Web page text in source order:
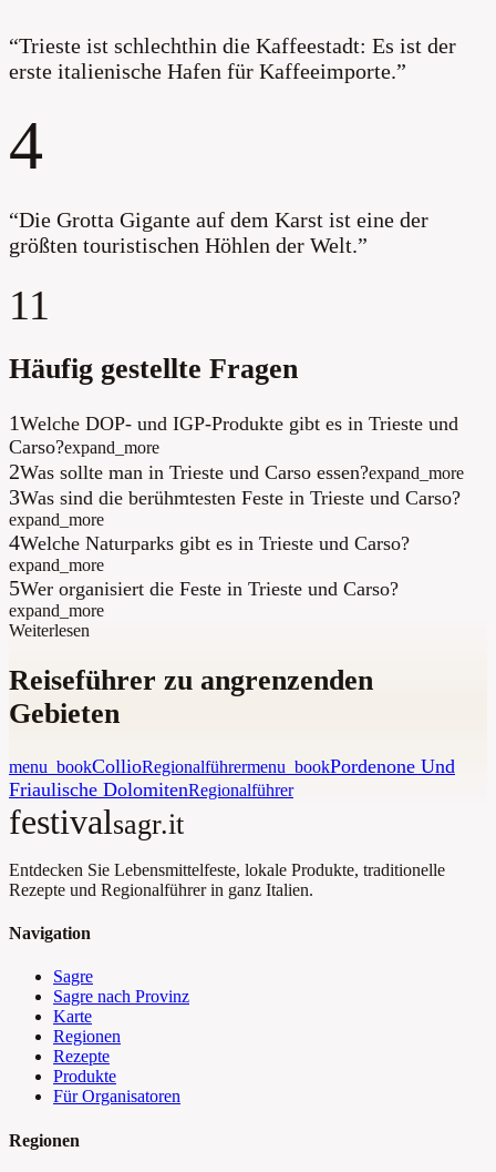
“Trieste ist schlechthin die Kaffeestadt: Es ist der
erste italienische Hafen für Kaffeeimporte.”
4
“Die Grotta Gigante auf dem Karst ist eine der
größten touristischen Höhlen der Welt.”
11
Häufig gestellte Fragen
1Welche DOP- und IGP-Produkte gibt es in Trieste und
Carso?expand_more
2Was sollte man in Trieste und Carso essen?expand_more
3Was sind die berühmtesten Feste in Trieste und Carso?
expand_more
4Welche Naturparks gibt es in Trieste und Carso?
expand_more
5Wer organisiert die Feste in Trieste und Carso?
expand_more
Weiterlesen
Reiseführer zu angrenzenden
Gebieten
menu_bookCollioRegionalführermenu_bookPordenone Und
Friaulische DolomitenRegionalführer
festivalsagr.it
Entdecken Sie Lebensmittelfeste, lokale Produkte, traditionelle
Rezepte und Regionalführer in ganz Italien.
Navigation
Sagre
Sagre nach Provinz
Karte
Regionen
Rezepte
Produkte
Für Organisatoren
Regionen